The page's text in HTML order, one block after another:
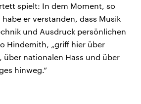
spielt: In dem Moment, so
er verstanden, dass Musik
und Ausdruck persönlichen
Hindemith, „griff hier über
über nationalen Hass und über
hinweg.“